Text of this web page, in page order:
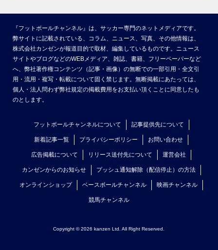
『フットボールチャンネル』は、サッカー専門のネットメディアです。
弊サイトに記載されている、コラム、ニュース、写真、その他情報は、
株式会社カンゼンが報道目的で取材、編集しているものです。ニュース
サイトやブログなどのWEBメディア、雑誌、書籍、フリーペーパーなど
へ、弊社著作権コンテンツ（記事・画像）の無断での一部引用・全文引
用・流用・複写・転載について固く禁じます。無断掲載にあたっては、
個人・法人問わず弊社規定の掲載費用をお支払い頂くことに同意したも
のとします。
フットボールチャンネルについて 記事提供先について
新着記事一覧 プライバシーポリシー お問い合わせ
広告掲載について リリース送付先について 運営会社
カンゼンからのお知らせ プッシュ通知解除（配信停止）の方法
オンラインショップ ベースボールチャンネル 映画チャンネル
競馬チャンネル
Copyright © 2026 kanzen Ltd. All Right Reserved.